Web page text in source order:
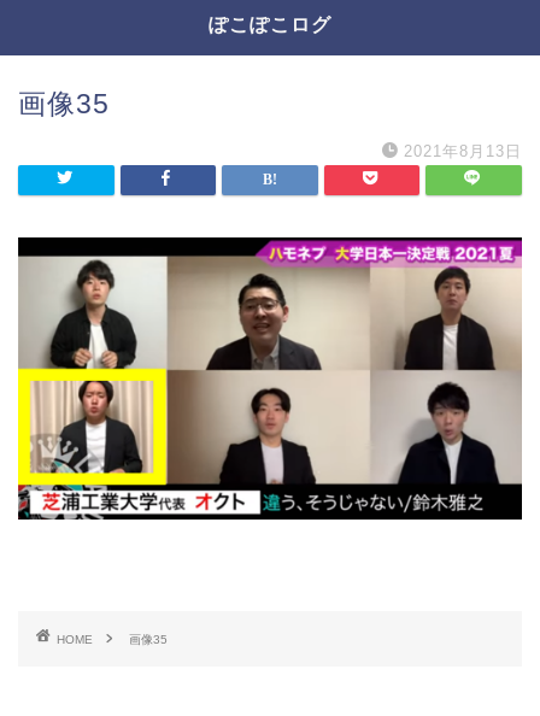
ぽこぽこログ
画像35
2021年8月13日
HOME 画像35